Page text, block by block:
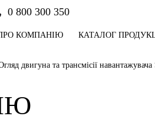
0 800 300 350
КОМПАНІЮ КАТАЛОГ
двигуна та трансмісії